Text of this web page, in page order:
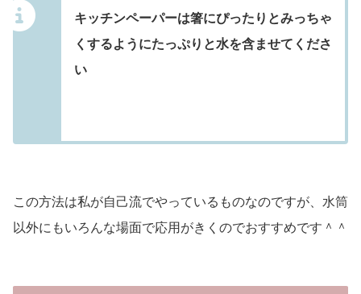
キッチンペーパーは箸にぴったりとみっちゃ
くするようにたっぷりと水を含ませてくださ
い
この方法は私が自己流でやっているものなのですが、水筒
以外にもいろんな場面で応用がきくのでおすすめです＾＾